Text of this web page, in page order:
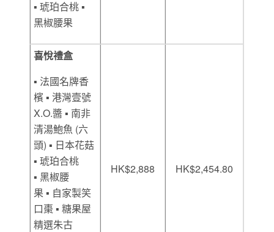
▪ 琥珀合桃 ▪
黑椒腰果
喜悅禮盒
▪ 法國名牌香
檳 ▪ 港灣壹號
X.O.醬 ▪ 南非
清湯鮑魚 (六
頭) ▪ 日本花菇
▪ 琥珀合桃
▪ 黑椒腰
果 ▪ 自家製笑
口棗 ▪ 糖果屋
精選朱古
HK$2,888 HK$2,454.80